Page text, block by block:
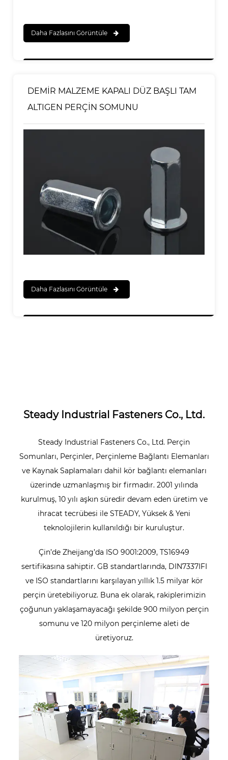
Daha Fazlasını Görüntüle
DEMİR MALZEME KAPALI DÜZ BAŞLI TAM
ALTIGEN PERÇİN SOMUNU
Daha Fazlasını Görüntüle
Steady Industrial Fasteners Co., Ltd.
Steady Industrial Fasteners Co., Ltd. Perçin
Somunları, Perçinler, Perçinleme Bağlantı Elemanları
ve Kaynak Saplamaları dahil kör bağlantı elemanları
üzerinde uzmanlaşmış bir firmadır. 2001 yılında
kurulmuş, 10 yılı aşkın süredir devam eden üretim ve
ihracat tecrübesi ile STEADY, Yüksek & Yeni
teknolojilerin kullanıldığı bir kuruluştur.
Çin’de Zheijang’da ISO 9001:2009, TS16949
sertifikasına sahiptir. GB standartlarında, DIN7337IFI
ve ISO standartlarını karşılayan yıllık 1.5 milyar kör
perçin üretebiliyoruz. Buna ek olarak, rakiplerimizin
çoğunun yaklaşamayacağı şekilde 900 milyon perçin
somunu ve 120 milyon perçinleme aleti de
üretiyoruz.